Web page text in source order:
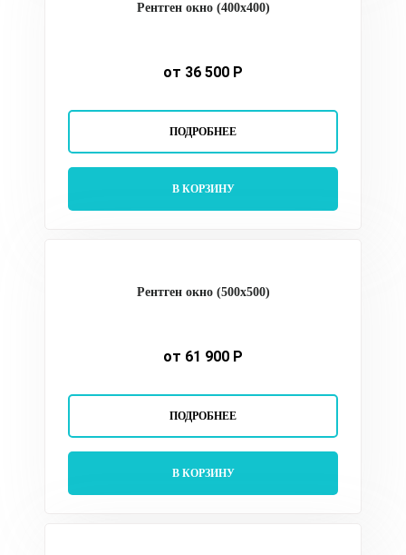
Рентген окно (400х400)
от 36 500 Р
ПОДРОБНЕЕ
В КОРЗИНУ
Рентген окно (500x500)
от 61 900 Р
ПОДРОБНЕЕ
В КОРЗИНУ